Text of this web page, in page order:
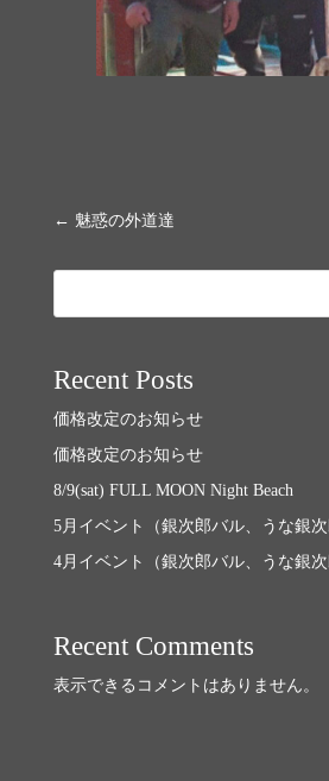
← 魅惑の外道達
Recent Posts
価格改定のお知らせ
価格改定のお知らせ
8/9(sat) FULL MOON Night Beach
5月イベント（銀次郎バル、うな銀次
4月イベント（銀次郎バル、うな銀次
Recent Comments
表示できるコメントはありません。